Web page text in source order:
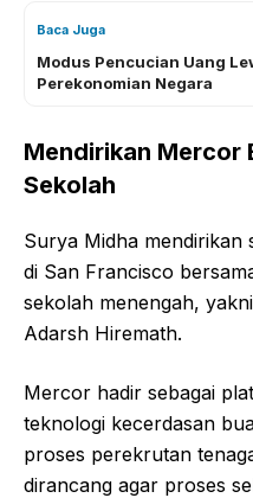
Baca Juga
Modus Pencucian Uang
Perekonomian Negara
Mendirikan Mercor
Sekolah
Surya Midha
di San Francisco
sekolah menengah,
Adarsh Hiremath.
Mercor hadir sebagai
teknologi kecerdasan
proses perekrutan
dirancang agar proses